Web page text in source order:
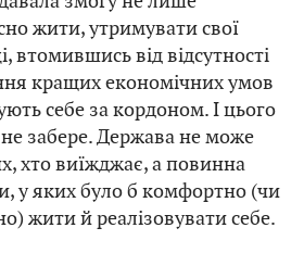
жити, утримувати свої
втомившись від відсутності
кращих економічних умов
себе за кордоном. І цього
забере. Держава не може
хто виїжджає, а повинна
у яких було б комфортно (чи
жити й реалізовувати себе.